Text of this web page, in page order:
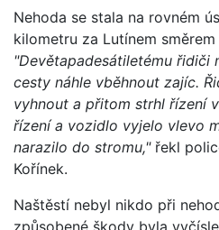
Nehoda se stala na rovném
kilometru za Lutínem
"Devětapadesátiletému řidiči
cesty náhle vběhnout zajíc.
vyhnout a přitom strhl řízení
řízení a vozidlo vyjelo vlevo
narazilo do stromu,"řekl
Kořínek.
Naštěstí nebyl nikdo při